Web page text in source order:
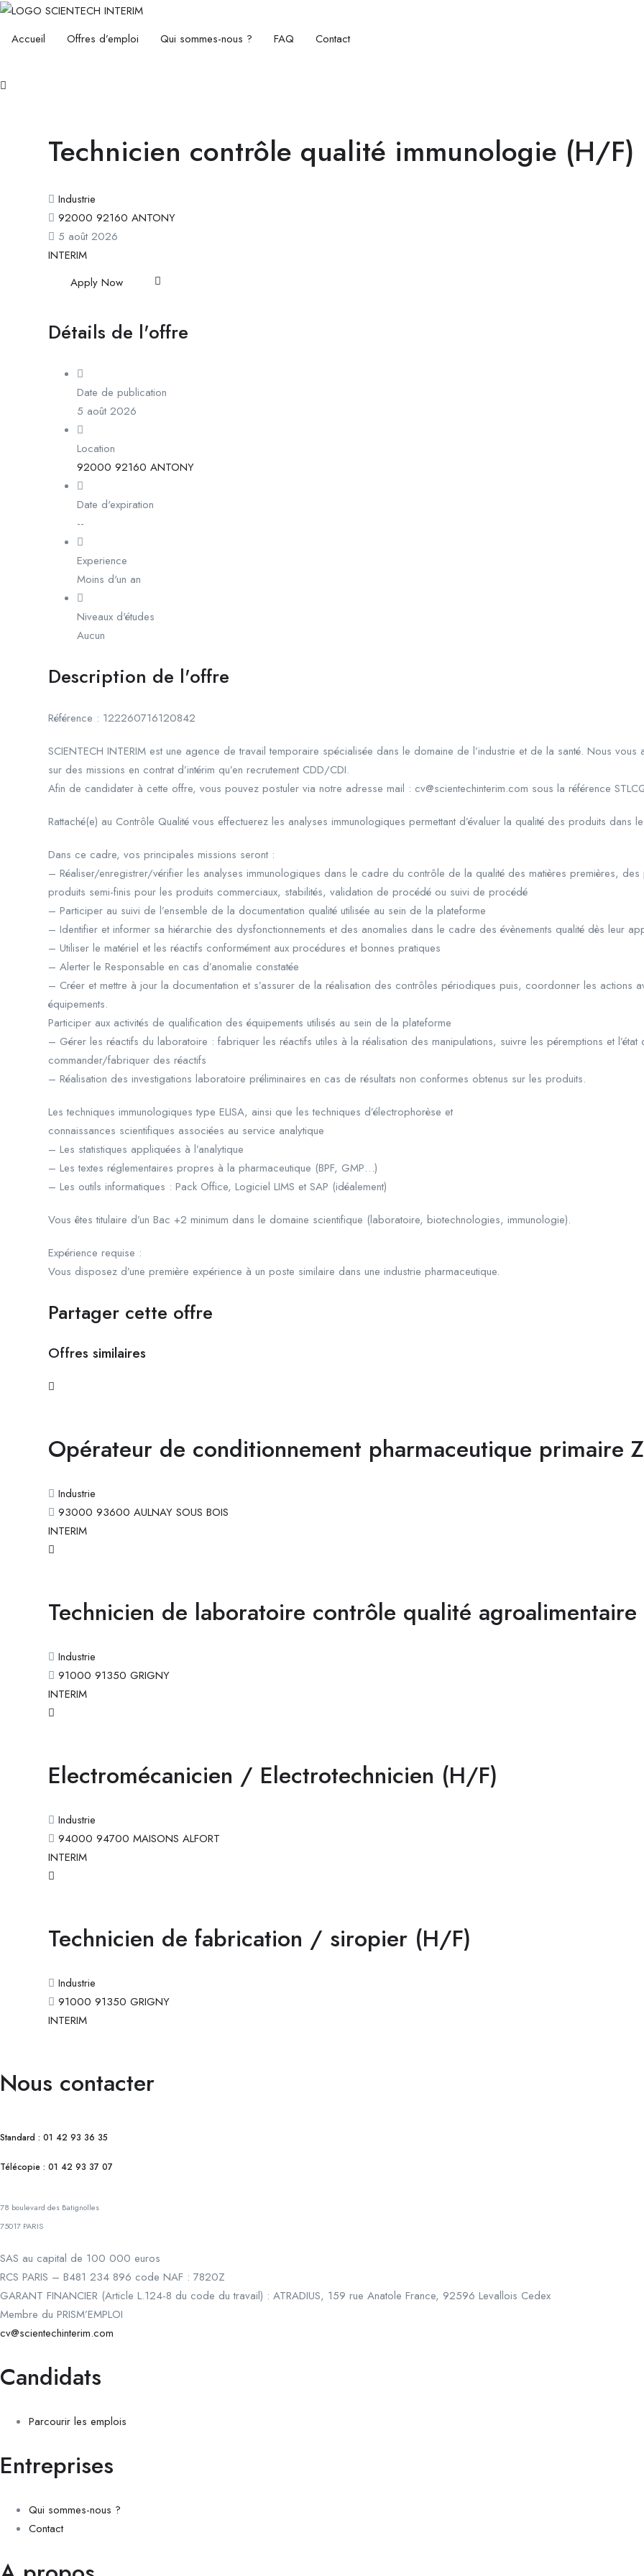
Accueil Offres d’emploi Qui sommes-nous ? FAQ Contact
Technicien contrôle qualité immunologie (H/F)
Industrie
92000 92160 ANTONY
5 août 2026
INTERIM
Apply Now
Détails de l'offre
Date de publication
5 août 2026
Location
92000 92160 ANTONY
Date d'expiration
--
Experience
Moins d'un an
Niveaux d'études
Aucun
Description de l'offre
Référence : 122260716120842
SCIENTECH INTERIM est une agence de travail temporaire spécialisée dans le domaine de l’industrie et de la santé. Nous
sur des missions en contrat d’intérim qu’en recrutement CDD/CDI.
Afin de candidater à cette offre, vous pouvez postuler via notre adresse mail : cv@scientechinterim.com sous la référence
Rattaché(e) au Contrôle Qualité vous effectuerez les analyses immunologiques permettant d’évaluer la qualité des produits dans
Dans ce cadre, vos principales missions seront :
– Réaliser/enregistrer/vérifier les analyses immunologiques dans le cadre du contrôle de la qualité des matières premières,
produits semi-finis pour les produits commerciaux, stabilités, validation de procédé ou suivi de procédé
– Participer au suivi de l’ensemble de la documentation qualité utilisée au sein de la plateforme
– Identifier et informer sa hiérarchie des dysfonctionnements et des anomalies dans le cadre des évènements qualité dès leur
– Utiliser le matériel et les réactifs conformément aux procédures et bonnes pratiques
– Alerter le Responsable en cas d’anomalie constatée
– Créer et mettre à jour la documentation et s’assurer de la réalisation des contrôles périodiques puis, coordonner les actions
équipements.
Participer aux activités de qualification des équipements utilisés au sein de la plateforme
– Gérer les réactifs du laboratoire : fabriquer les réactifs utiles à la réalisation des manipulations, suivre les péremptions et
commander/fabriquer des réactifs
– Réalisation des investigations laboratoire préliminaires en cas de résultats non conformes obtenus sur les produits.
Les techniques immunologiques type ELISA, ainsi que les techniques d’électrophorèse et
connaissances scientifiques associées au service analytique
– Les statistiques appliquées à l’analytique
– Les textes réglementaires propres à la pharmaceutique (BPF, GMP…)
– Les outils informatiques : Pack Office, Logiciel LIMS et SAP (idéalement)
Vous êtes titulaire d’un Bac +2 minimum dans le domaine scientifique (laboratoire, biotechnologies, immunologie).
Expérience requise :
Vous disposez d’une première expérience à un poste similaire dans une industrie pharmaceutique.
Partager cette offre
Offres similaires
Opérateur de conditionnement pharmaceutique primaire
Industrie
93000 93600 AULNAY SOUS BOIS
INTERIM
Technicien de laboratoire contrôle qualité
Industrie
91000 91350 GRIGNY
INTERIM
Electromécanicien / Electrotechnicien (H/F)
Industrie
94000 94700 MAISONS ALFORT
INTERIM
Technicien de fabrication / siropier (H/F)
Industrie
91000 91350 GRIGNY
INTERIM
Nous contacter
Standard : 01 42 93 36 35
Télécopie : 01 42 93 37 07
78 boulevard des Batignolles
75017 PARIS
SAS au capital de 100 000 euros
RCS PARIS – B481 234 896 code NAF : 7820Z
GARANT FINANCIER (Article L.124-8 du code du travail) : ATRADIUS, 159 rue Anatole France, 92596 Levallois Cedex
Membre du PRISM’EMPLOI
cv@scientechinterim.com
Candidats
Parcourir les emplois
Entreprises
Qui sommes-nous ?
Contact